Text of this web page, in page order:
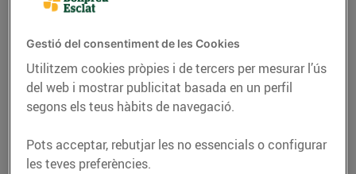
Gestió del consentiment de les Cookies
Utilitzem cookies pròpies i de tercers per mesurar l’ús
del web i mostrar publicitat basada en un perfil
segons els teus hàbits de navegació.
Pots acceptar, rebutjar les no essencials o configurar
les teves preferències.